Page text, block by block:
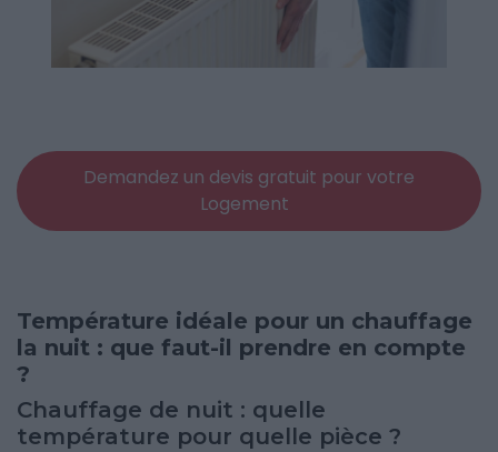
Demandez un devis gratuit pour votre
Logement
Température idéale pour un chauffage
la nuit : que faut-il prendre en compte
?
Chauffage de nuit : quelle
température pour quelle pièce ?